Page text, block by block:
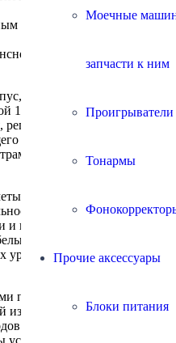
Моечные
запчасти к ним
Тонармы
Прочие аксессуары
Блоки питания
резонансным пикам,
схемой.
передняя панель из
14 мм, пульт
громкости на
четырьмя цифровыми
Analog Devices (по
выбираемые кривые
колонок.
выбранного входа
светодиодов, яркость
уровнях или
позолоченными
изоляцией, припаяны
и активируются через